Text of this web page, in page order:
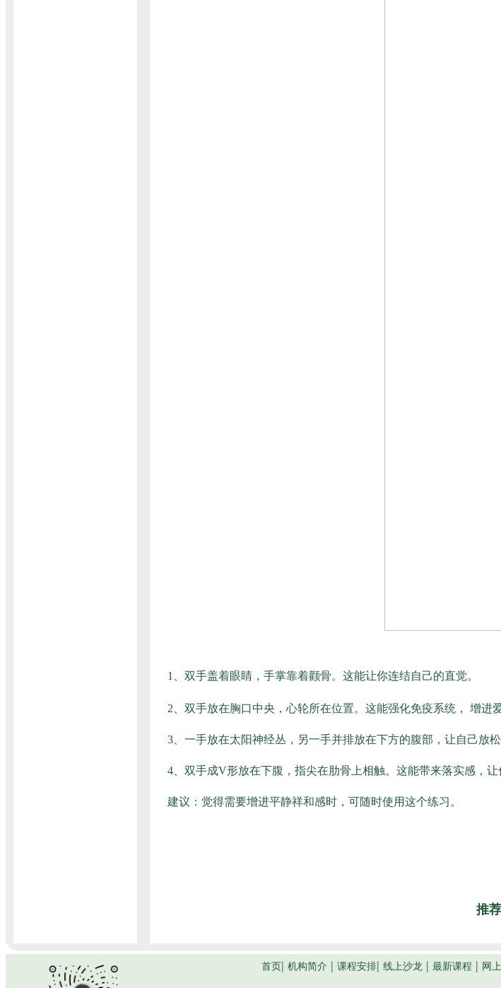
1、双手盖着眼睛，手掌靠着颧骨。这能让你连结自己的直觉。
2、双手放在胸口中央，心轮所在位置。这能强化免疫系统， 增进
3、一手放在太阳神经丛，另一手并排放在下方的腹部，让自己放
4、双手成V形放在下腹，指尖在肋骨上相触。这能带来落实感，让
建议：觉得需要增进平静祥和感时，可随时使用这个练习。
推